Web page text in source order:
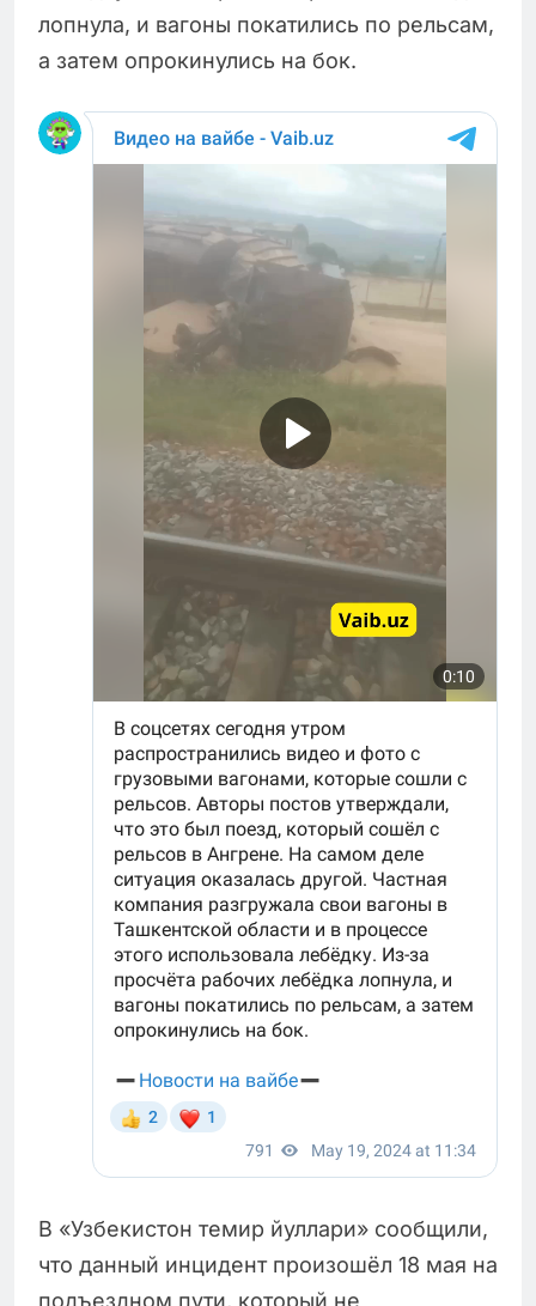
лопнула, и вагоны покатились по рельсам,
а затем опрокинулись на бок.
В «Узбекистон темир йуллари» сообщили,
что данный инцидент произошёл 18 мая на
подъездном пути, который не